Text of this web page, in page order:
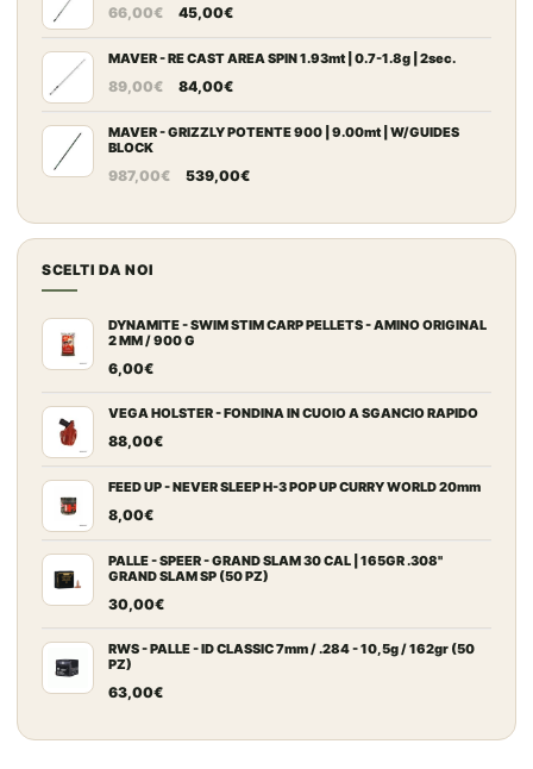
a
66,00€
Il
originale
era:
45,00€Il
attuale
è:
MAVER - RE CAST AREA SPIN 1.93mt | 0.7-1.8g | 2sec.
89,00€
Il
originale
89,00€.
84,00€Il
attuale
84,00€.
MAVER - GRIZZLY POTENTE 900 | 9.00mt | W/GUIDES
BLOCK
987,00€
Il
originale
539,00€Il
attuale
SCELTI DA NOI
DYNAMITE - SWIM STIM CARP PELLETS - AMINO ORIGINAL
2 MM / 900 G
6,00€
VEGA HOLSTER - FONDINA IN CUOIO A SGANCIO RAPIDO
88,00€
FEED UP - NEVER SLEEP H-3 POP UP CURRY WORLD 20mm
8,00€
PALLE - SPEER - GRAND SLAM 30 CAL | 165GR .308"
GRAND SLAM SP (50 PZ)
30,00€
RWS - PALLE - ID CLASSIC 7mm / .284 - 10,5g / 162gr (50
PZ)
63,00€